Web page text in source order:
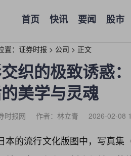
首页 快讯 要闻 股市
： 证券时报 > 公司 > 正文
织的极致诱惑
美学与灵魂
时报网 作者：林立青 2026-02-08
本的流行文化版图中，写真集